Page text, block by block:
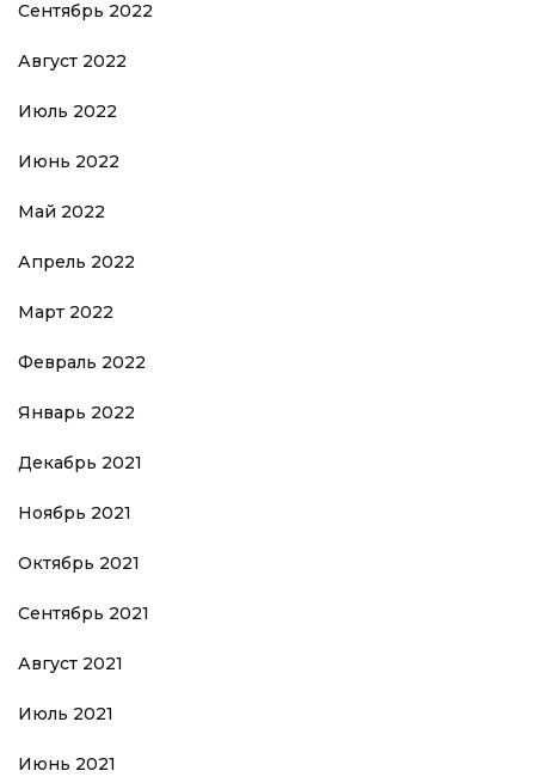
Сентябрь 2022
Август 2022
Июль 2022
Июнь 2022
Май 2022
Апрель 2022
Март 2022
Февраль 2022
Январь 2022
Декабрь 2021
Ноябрь 2021
Октябрь 2021
Сентябрь 2021
Август 2021
Июль 2021
Июнь 2021